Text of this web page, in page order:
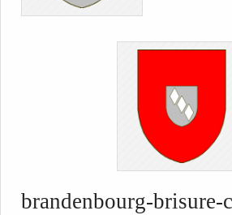
brandenbourg-brisure-